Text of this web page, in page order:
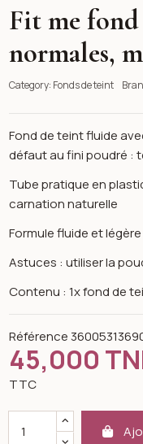
nude peau
Fit me fond
normales,
Category: Fonds de teint
Fond de teint fluide
défaut au fini poudré :
Tube pratique en
carnation naturelle
Formule fluide et
Astuces : utiliser la
Contenu : 1x fond de
Référence
45,000
TTC